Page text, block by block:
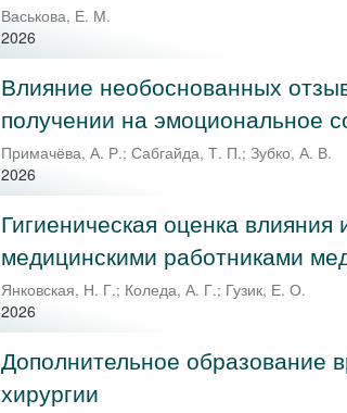
Васькова, Е. М.
2026
Влияние необоснованных
получении на эмоциональное
Примачёва, А. Р.;Сабгайда, Т. П.;Зубко, А. В.
2026
Гигиеническая оценка
медицинскими работниками
Янковская, Н. Г.; Коледа, А. Г.; Гузик, Е. О.
2026
Дополнительное образование
хирургии